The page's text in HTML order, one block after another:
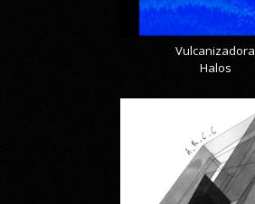
Vulcanizadora
Halos